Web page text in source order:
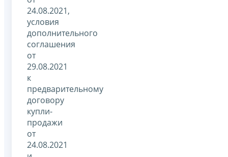
24.08.2021,
условия
дополнительного
соглашения
от
29.08.2021
к
предварительному
договору
купли-
продажи
от
24.08.2021